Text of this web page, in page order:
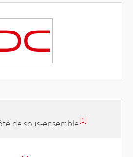
de sous-ensemble[1]